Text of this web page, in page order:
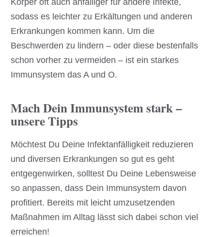
sodass es leichter zu Erkältungen und anderen
Erkrankungen kommen kann. Um die
Beschwerden zu lindern – oder diese bestenfalls
schon vorher zu vermeiden – ist ein starkes
Immunsystem das A und O.
Mach Dein Immunsystem stark –
unsere Tipps
Möchtest Du Deine Infektanfälligkeit reduzieren
und diversen Erkrankungen so gut es geht
entgegenwirken, solltest Du Deine Lebensweise
so anpassen, dass Dein Immunsystem davon
profitiert. Bereits mit leicht umzusetzenden
Maßnahmen im Alltag lässt sich dabei schon viel
erreichen!